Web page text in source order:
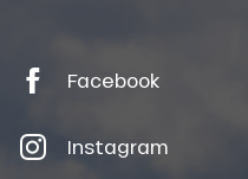
Facebook
Instagram